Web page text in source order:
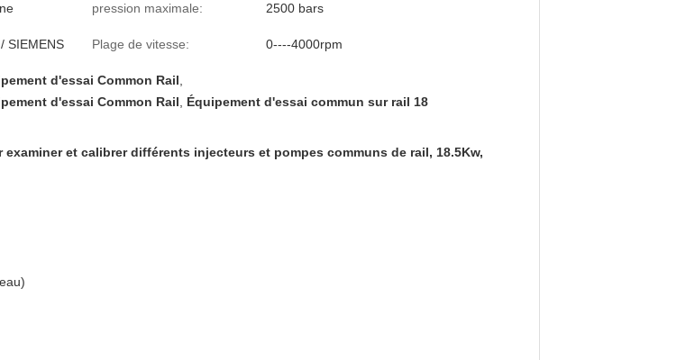
pression maximale: 2500 bars
SIEMENS Plage de vitesse: 0----4000rpm
d'essai Common Rail
d'essai Common Rail
Équipement d'essai commun sur rail 18
et calibrer différents injecteurs et pompes communs de rail, 18.5Kw,